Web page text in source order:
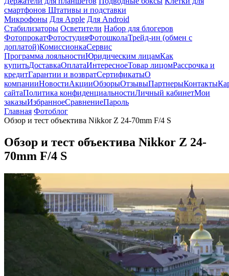
смартфонов Штативы и подставки
Микрофоны Для Apple Для Android
Стабилизаторы Осветители Набор для блогеров
ФотопрокатФотостудияФотошколаТрейд-ин (обмен с
доплатой)КомиссионкаСервис
Программа лояльностиЮридическим лицамКак
купитьДоставкаОплатаИнтересноеТовар лицомРассрочка и
кредитГарантии и возвратСертификатыО
компанииНовостиАкцииОбзорыОтзывыПартнерыКонтакты
сайтаПолитика конфиденциальностиЛичный кабинетМои
заказыИзбранноеСравнениеПароль
Главная Фотоблог
Обзор и тест объектива Nikkor Z 24-70mm F/4 S
Обзор и тест объектива Nikkor Z 24-
70mm F/4 S